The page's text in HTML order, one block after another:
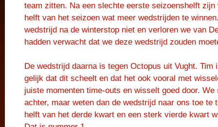
team zitten. Na een slechte eerste seizoenshelft zijn
helft van het seizoen wat meer wedstrijden te
wedstrijd na de winterstop niet en verloren we van
hadden verwacht dat we deze wedstrijd zouden
De wedstrijd daarna is tegen Octopus uit Vught.
gelijk dat dit scheelt en dat het ook vooral met
juiste momenten time-outs en wisselt goed door.
achter, maar weten dan de wedstrijd naar ons toe te
helft van het derde kwart en een sterk vierde kwart